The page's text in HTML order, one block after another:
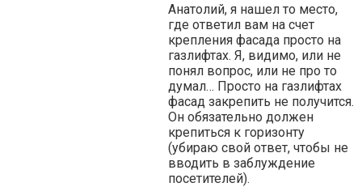
Анатолий, я нашел то место,
где ответил вам на счет
крепления фасада просто на
газлифтах. Я, видимо, или не
понял вопрос, или не про то
думал… Просто на газлифтах
фасад закрепить не получится.
Он обязательно должен
крепиться к горизонту
(убираю свой ответ, чтобы не
вводить в заблуждение
посетителей).